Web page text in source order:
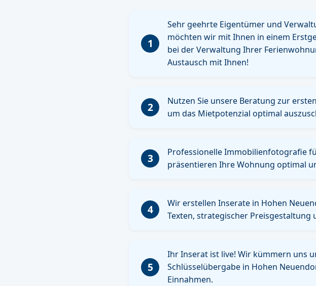
1
Sehr geehrte Eigentümer und
möchten wir mit Ihnen in einem
bei der Verwaltung Ihrer
Austausch mit Ihnen!
2
Nutzen Sie unsere Beratung zur
um das Mietpotenzial optimal
3
Professionelle Immobilienfotografie
präsentieren Ihre Wohnung optimal
4
Wir erstellen Inserate in Hohen
Texten, strategischer
5
Ihr Inserat ist live! Wir kümmern uns
Schlüsselübergabe in Hohen
Einnahmen.